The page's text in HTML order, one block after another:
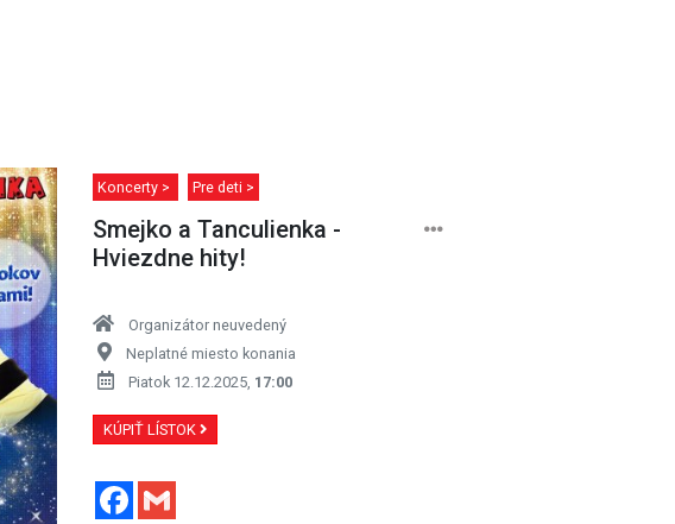
Koncerty > Pre deti >
Smejko a Tanculienka -
Hviezdne hity!
Organizátor neuvedený
Neplatné miesto konania
Piatok 12.12.2025, 17:00
KÚPIŤ LÍSTOK
Facebook